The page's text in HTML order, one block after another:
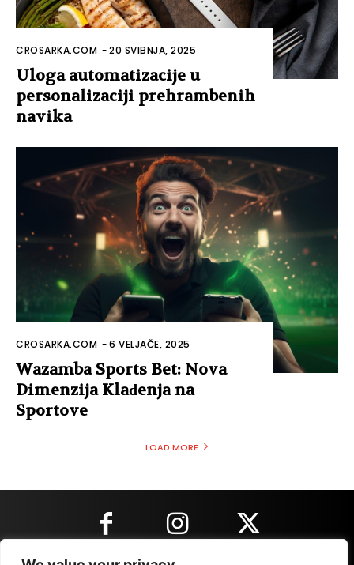
CROSARKA.COM -20 SVIBNJA, 2025
Uloga automatizacije u
personalizaciji prehrambenih
navika
CROSARKA.COM -6 VELJAČE, 2025
Wazamba Sports Bet: Nova
Dimenzija Klađenja na
Sportove
LOAD MORE